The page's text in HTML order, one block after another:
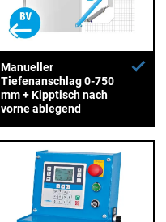
Manueller
Tiefenanschlag 0-750
mm + Kipptisch nach
vorne ablegend